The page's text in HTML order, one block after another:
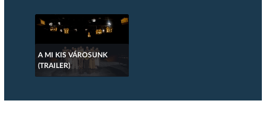
A MI KIS VÁROSUNK
(TRAILER)